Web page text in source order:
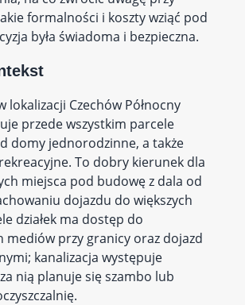
formalności i koszty wziąć pod
była świadoma i bezpieczna.
lokalizacji Czechów Północny
przede wszystkim parcele
domy jednorodzinne, a także
To dobry kierunek dla
miejsca pod budowę z dala od
dojazdu do większych
działek ma dostęp do
mediów przy granicy oraz dojazd
kanalizacja występuje
nią planuje się szambo lub